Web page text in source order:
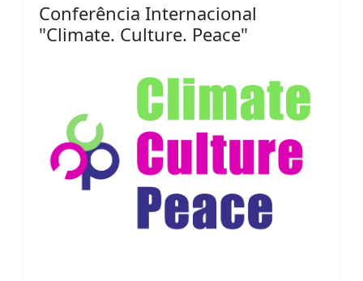
Conferência Internacional
"Climate. Culture. Peace"